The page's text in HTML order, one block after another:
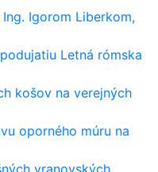
Igorom Liberkom,
Letná rómska
košov na verejných
oporného múru na
vranovských